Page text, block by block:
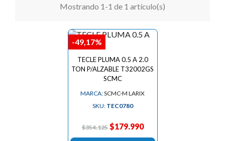
Mostrando 1-1 de 1 artículo(s)
TECLE PLUMA 0.5 A 2.0
TON P/ALZABLE T32002GS
SCMC
MARCA:SCMC-M LARIX
SKU: TEC0780
$354.125 $179.990
-49,17%